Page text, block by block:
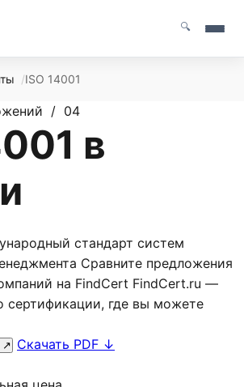
🔍
ISO 14001
/ 04
в
стандарт систем
Сравните предложения
на FindCert FindCert.ru —
сертификации, где вы можете
↗ Скачать PDF ↓